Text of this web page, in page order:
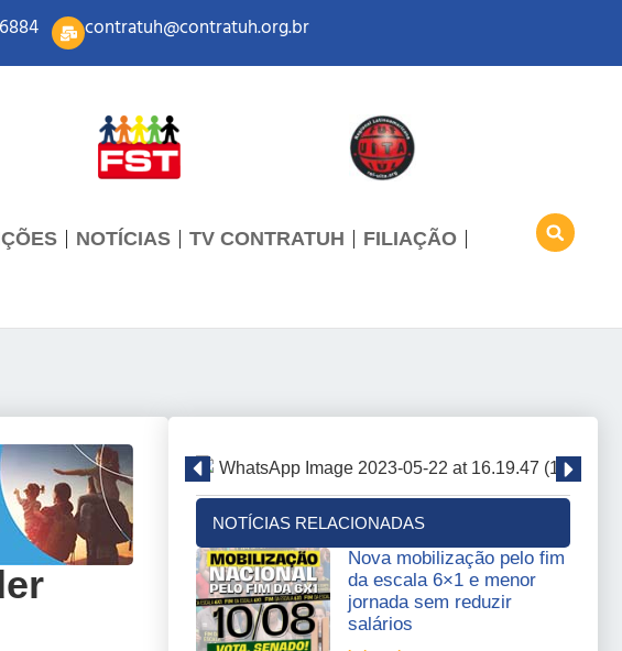
contratuh@contratuh.org.br
NOTÍCIAS TV CONTRATUH FILIAÇÃO
NOTÍCIAS RELACIONADAS
Nova mobilização pelo fim
da escala 6×1 e menor
jornada sem reduzir
salários